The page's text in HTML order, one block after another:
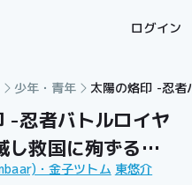
ログイン
少年・青年 太陽の烙印 -忍者
-忍者バトルロイヤ
し救国に殉ずる！-
・金子ツトム 東悠介